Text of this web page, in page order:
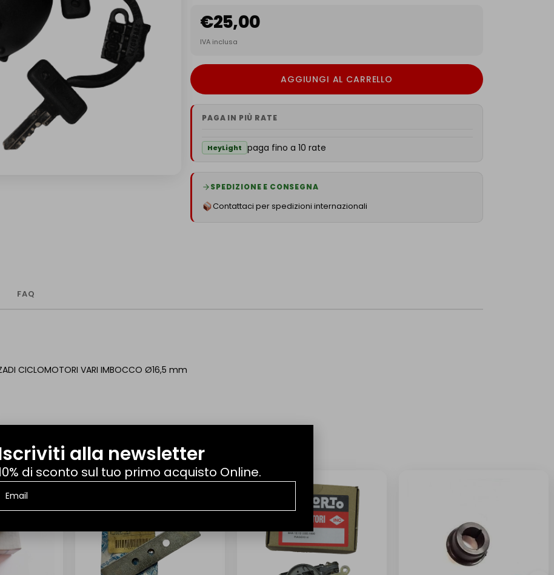
€25,00
IVA inclusa
AGGIUNGI AL CARRELLO
PAGA IN PIÙ RATE
HeyLight paga fino a 10 rate
SPEDIZIONE E CONSEGNA
Contattaci per spedizioni internazionali
FAQ
CICLOMOTORI VARI IMBOCCO Ø16,5 mm
NUOVO NUOVO
alla newsletter
di sconto sul tuo primo acquisto Online.